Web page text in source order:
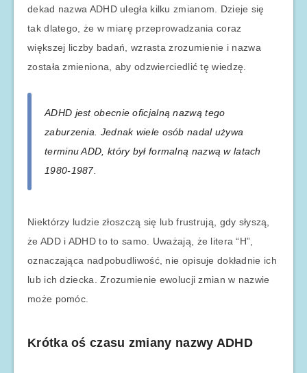
dekad nazwa ADHD uległa kilku zmianom. Dzieje się
tak dlatego, że w miarę przeprowadzania coraz
większej liczby badań, wzrasta zrozumienie i nazwa
została zmieniona, aby odzwierciedlić tę wiedzę.
ADHD jest obecnie oficjalną nazwą tego
zaburzenia. Jednak wiele osób nadal używa
terminu ADD, który był formalną nazwą w latach
1980-1987.
Niektórzy ludzie złoszczą się lub frustrują, gdy słyszą,
że ADD i ADHD to to samo. Uważają, że litera “H”,
oznaczająca nadpobudliwość, nie opisuje dokładnie ich
lub ich dziecka. Zrozumienie ewolucji zmian w nazwie
może pomóc.
Krótka oś czasu zmiany nazwy ADHD